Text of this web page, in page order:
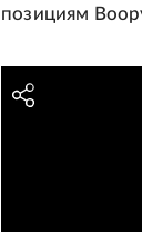
позициям